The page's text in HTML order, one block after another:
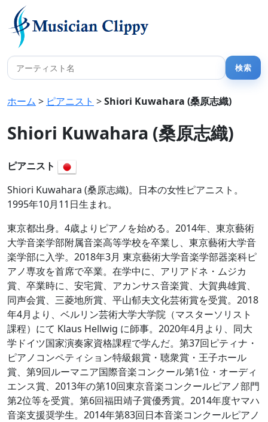
ホーム > ピアニスト >Shiori Kuwahara (桑原志織)
Shiori Kuwahara (桑原志織)
ピアニスト
Shiori Kuwahara (桑原志織)。日本の女性ピアニスト。
1995年10月11日生まれ。
東京都出身。4歳よりピアノを始める。2014年、東京藝術
大学音楽学部附属音楽高等学校を卒業し、東京藝術大学音
楽学部に入学。2018年3月 東京藝術大学音楽学部器楽科ピ
アノ専攻を首席で卒業。在学中に、アリアドネ・ムジカ
賞、卒業時に、安宅賞、アカンサス音楽賞、大賀典雄賞、
同声会賞、三菱地所賞、平山郁夫文化芸術賞を受賞。2018
年4月より、ベルリン芸術大学大学院（マスターソリスト
課程）にて Klaus Hellwig に師事。2020年4月より、同大
学ドイツ国家演奏家資格課程で学んだ。第37回ピティナ・
ピアノコンペティション特級銀賞・聴衆賞・王子ホール
賞、第9回ルーマニア国際音楽コンクール第1位・オーディ
エンス賞、2013年の第10回東京音楽コンクールピアノ部門
第2位等を受賞。第6回福田靖子賞優秀賞。2014年度ヤマハ
音楽支援奨学生。2014年第83回日本音楽コンクールピアノ